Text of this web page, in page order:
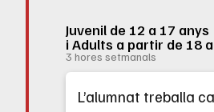
Juvenil de 12 a 17 anys
i Adults a partir de 18
3 hores setmanals
L’alumnat treballa